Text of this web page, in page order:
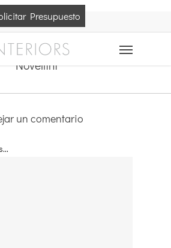
Presupuesto
Menu
Novellini
un comentario